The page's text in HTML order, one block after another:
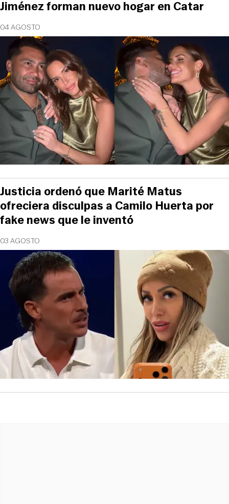
04 AGOSTO
Jiménez forman nuevo hogar en Catar
03 AGOSTO
Justicia ordenó que Marité Matus
ofreciera disculpas a Camilo Huerta por
fake news que le inventó